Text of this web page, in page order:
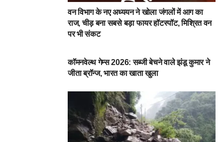
वन विभाग के नए अध्ययन ने खोला जंगलों में आग का
राज, चीड़ बना सबसे बड़ा फायर हॉटस्पॉट, मिश्रित वन
पर भी संकट
कॉमनवेल्थ गेम्स 2026: सब्जी बेचने वाले झंडू कुमार ने
जीता ब्रॉन्ज, भारत का खाता खुला